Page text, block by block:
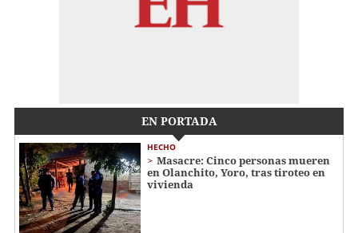
EN PORTADA
HECHO
Masacre: Cinco personas mueren
en Olanchito, Yoro, tras tiroteo en
vivienda